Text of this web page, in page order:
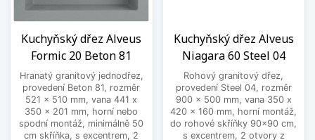
Kuchyňský dřez Alveus
Formic 20 Beton 81
Hranatý granitový jednodřez,
provedení Beton 81, rozměr
521 x 510 mm, vana 441 x
350 x 201 mm, horní nebo
spodní montáž, minimálně 50
cm skříňka, s excentrem, 2
Kuchyňský dřez Alveus
Niagara 60 Steel 04
Rohový granitový dřez,
provedení Steel 04, rozměr
900 x 500 mm, vana 350 x
420 x 160 mm, horní montáž,
do rohové skříňky 90x90 cm,
s excentrem, 2 otvory z